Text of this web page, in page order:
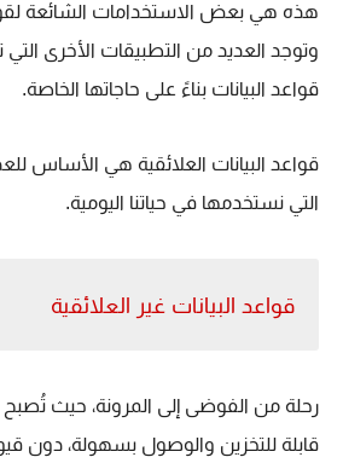
هذه هي بعض الاستخدامات الشائعة
وتوجد العديد من التطبيقات الأخرى
قواعد البيانات بناءً على حاجاتها الخاصة.
قواعد البيانات العلائقية هي الأساس
التي نستخدمها في حياتنا اليومية.
قواعد البيانات غير العلائقية
رحلة من الفوضى إلى المرونة، حيث تُصبح
قابلة للتخزين والوصول بسهولة، دون